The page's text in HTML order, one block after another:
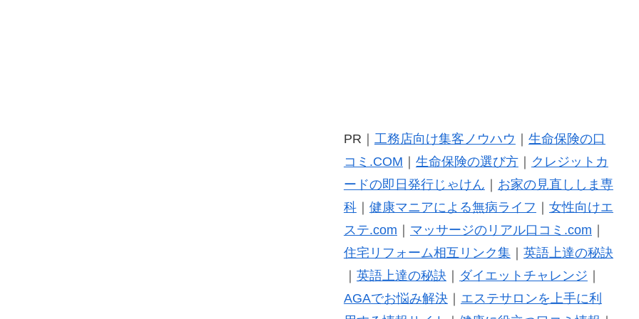
PR｜ 工務店向け集客ノウハウ ｜ 生命保険の口
コミ.COM ｜ 生命保険の選び方｜ クレジットカ
ードの即日発行じゃけん ｜ お家の見直ししま専
科｜ 健康マニアによる無病ライフ ｜ 女性向けエ
ステ.com ｜ マッサージのリアル口コミ.com ｜
住宅リフォーム相互リンク集｜ 英語上達の秘訣
｜ 英語上達の秘訣 ｜ ダイエットチャレンジ ｜
AGAでお悩み解決｜ エステサロンを上手に利